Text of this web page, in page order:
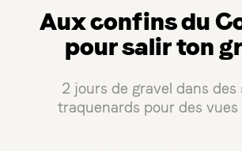
Aux confins du
pour salir ton
2 jours de gravel dans des
traquenards pour des vues